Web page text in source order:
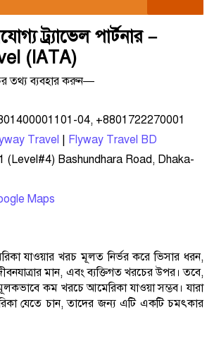
ট্র্যাভেল পার্টনার –
(IATA)
তথ্য ব্যবহার করুন—
04, +8801722270001
Travel
Flyway Travel BD
(Level#4) Bashundhara Road, Dhaka-
Maps
যাওয়ার খরচ মূলত নির্ভর করে ভিসার ধরন,
মান, এবং ব্যক্তিগত খরচের উপর। তবে,
কম খরচে আমেরিকা যাওয়া সম্ভব। যারা
যেতে চান, তাদের জন্য এটি একটি চমৎকার